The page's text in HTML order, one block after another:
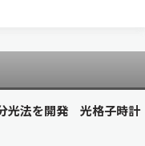
の適切な対処，減損数
光法を開発 光格子時計